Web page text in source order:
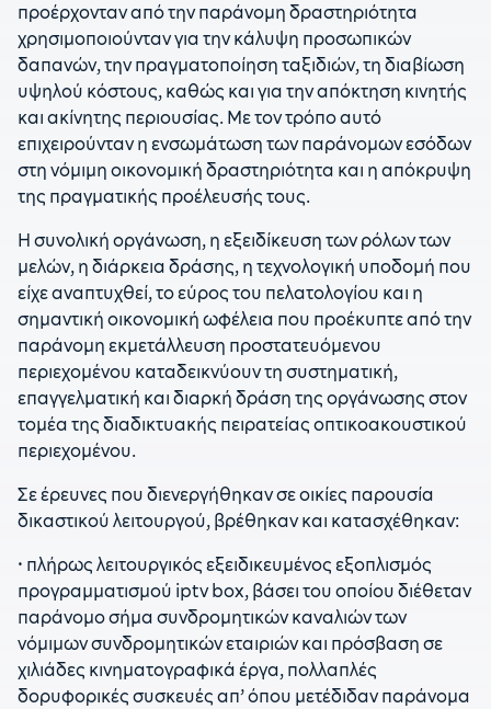
προέρχονταν από την παράνομη δραστηριότητα
χρησιμοποιούνταν για την κάλυψη προσωπικών
δαπανών, την πραγματοποίηση ταξιδιών, τη διαβίωση
υψηλού κόστους, καθώς και για την απόκτηση κινητής
και ακίνητης περιουσίας. Με τον τρόπο αυτό
επιχειρούνταν η ενσωμάτωση των παράνομων εσόδων
στη νόμιμη οικονομική δραστηριότητα και η απόκρυψη
της πραγματικής προέλευσής τους.
Η συνολική οργάνωση, η εξειδίκευση των ρόλων των
μελών, η διάρκεια δράσης, η τεχνολογική υποδομή που
είχε αναπτυχθεί, το εύρος του πελατολογίου και η
σημαντική οικονομική ωφέλεια που προέκυπτε από την
παράνομη εκμετάλλευση προστατευόμενου
περιεχομένου καταδεικνύουν τη συστηματική,
επαγγελματική και διαρκή δράση της οργάνωσης στον
τομέα της διαδικτυακής πειρατείας οπτικοακουστικού
περιεχομένου.
Σε έρευνες που διενεργήθηκαν σε οικίες παρουσία
δικαστικού λειτουργού, βρέθηκαν και κατασχέθηκαν:
• πλήρως λειτουργικός εξειδικευμένος εξοπλισμός
προγραμματισμού iptv box, βάσει του οποίου διέθεταν
παράνομο σήμα συνδρομητικών καναλιών των
νόμιμων συνδρομητικών εταιριών και πρόσβαση σε
χιλιάδες κινηματογραφικά έργα, πολλαπλές
δορυφορικές συσκευές απ’ όπου μετέδιδαν παράνομα